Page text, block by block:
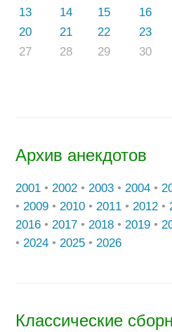
13
14 15 16
20
21 22 23
27
28 29 30
Архив анекдотов
2001 • 2002 • 2003 • 2004 •
• 2009 • 2010 • 2011 • 2012 •
2016 • 2017 • 2018 • 2019 •
• 2024 • 2025 • 2026
Классические